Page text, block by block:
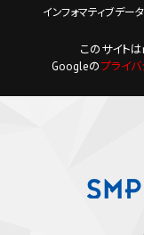
インフォマティブデー
このサイト
Googleのプライ